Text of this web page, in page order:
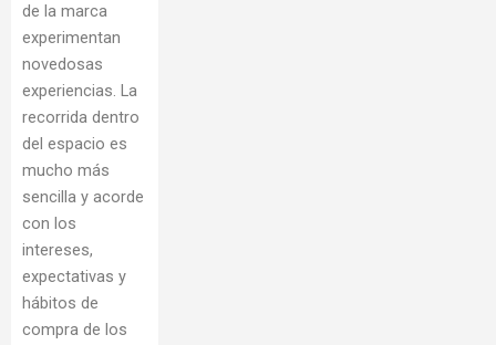
de la marca
experimentan
novedosas
experiencias. La
recorrida dentro
del espacio es
mucho más
sencilla y acorde
con los
intereses,
expectativas y
hábitos de
compra de los